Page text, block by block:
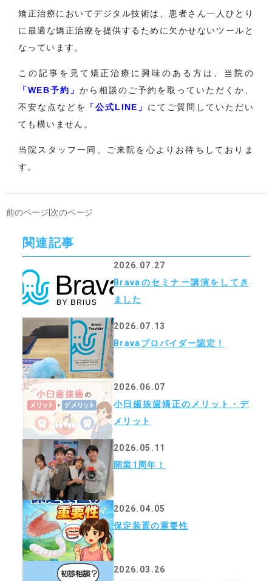
矯正治療においてデジタル技術は、患者さん一人ひとり
に最適な矯正治療を提供するために欠かせないツールと
なっています。
この記事を見て矯正治療に興味のある方は、当院の
「WEB予約」 から相談のご予約を取っていただくか、
不安な点などを
「公式LINE」 にてご質問していただい
ても構いません。
当院スタッフ一同、ご来院を心よりお待ちしておりま
す。
前のページ|次のページ
関連記事
2026.07.27
Bravaのセミナー講演をしてき
ました
2026.07.13
Bravaプロバイダー認定！
2026.06.07
小臼歯抜歯矯正のメリット・デ
メリット
2026.05.11
開業1周年！
2026.04.05
保定装置の重要性
2026.03.26